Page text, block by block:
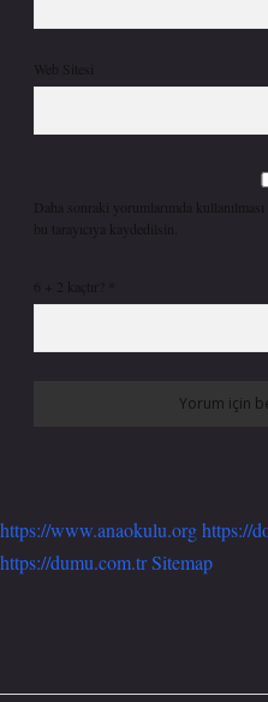
Web Sitesi
Daha sonraki yorumlarımda
bu tarayıcıya kaydedilsin.
6 + 2 kaçtır?
https://www.anaokulu.orghttps://
https://dumu.com.trSitemap